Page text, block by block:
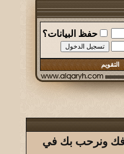
حفظ البيانات؟
التقويم
ونرحب بك في